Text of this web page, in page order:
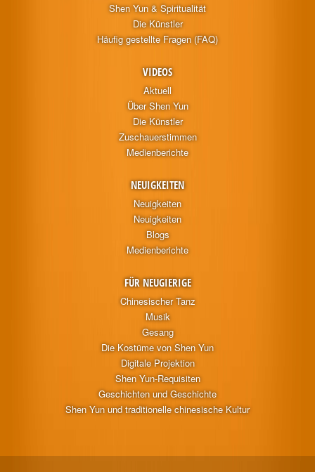
Shen Yun & Spiritualität
Die Künstler
Häufig gestellte Fragen (FAQ)
VIDEOS
Aktuell
Über Shen Yun
Die Künstler
Zuschauerstimmen
Medienberichte
NEUIGKEITEN
Neuigkeiten
Neuigkeiten
Blogs
Medienberichte
FÜR NEUGIERIGE
Chinesischer Tanz
Musik
Gesang
Die Kostüme von Shen Yun
Digitale Projektion
Shen Yun-Requisiten
Geschichten und Geschichte
Shen Yun und traditionelle chinesische Kultur